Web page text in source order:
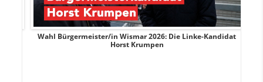
Wahl Bürgermeister/in Wismar 2026: Die Linke-Kandidat
Horst Krumpen